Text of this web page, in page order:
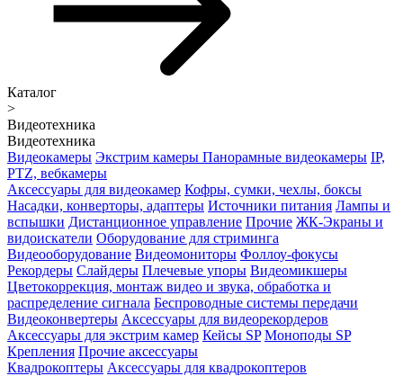
Каталог
>
Видеотехника
Видеотехника
Видеокамеры Экстрим камеры Панорамные видеокамеры IP,
PTZ, вебкамеры
Аксессуары для видеокамер Кофры, сумки, чехлы, боксы
Насадки, конверторы, адаптеры Источники питания Лампы и
вспышки Дистанционное управление Прочие ЖК-Экраны и
видоискатели Оборудование для стриминга
Видеооборудование Видеомониторы Фоллоу-фокусы
Рекордеры Слайдеры Плечевые упоры Видеомикшеры
Цветокоррекция, монтаж видео и звука, обработка и
распределение сигнала Беспроводные системы передачи
Видеоконвертеры Аксессуары для видеорекордеров
Аксессуары для экстрим камер Кейсы SP Моноподы SP
Крепления Прочие аксессуары
Квадрокоптеры Аксессуары для квадрокоптеров